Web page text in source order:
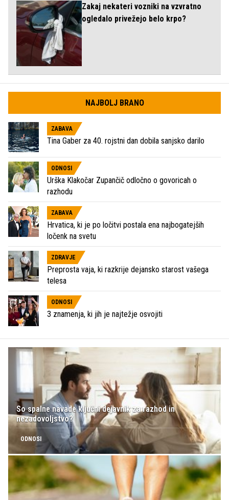
Zakaj nekateri vozniki na vzvratno
ogledalo privežejo belo krpo?
NAJBOLJ BRANO
ZABAVA
Tina Gaber za 40. rojstni dan dobila sanjsko darilo
ODNOSI
Urška Klakočar Zupančič odločno o govoricah o
razhodu
ZABAVA
Hrvatica, ki je po ločitvi postala ena najbogatejših
ločenk na svetu
ZDRAVJE
Preprosta vaja, ki razkrije dejansko starost vašega
telesa
ODNOSI
3 znamenja, ki jih je najtežje osvojiti
So spalne navade ključni dejavnik za razhod in
nezadovoljstvo?
ODNOSI